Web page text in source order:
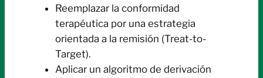
Reemplazar la conformidad
terapéutica por una estrategia
orientada a la remisión (Treat-to-
Target).
Aplicar un algoritmo de derivación